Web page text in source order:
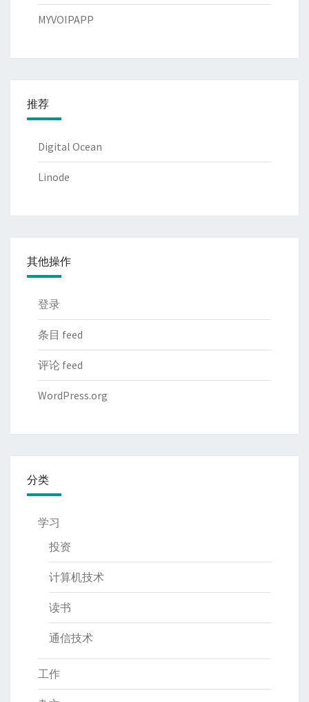
MYVOIPAPP
推荐
Digital Ocean
Linode
其他操作
登录
条目 feed
评论 feed
WordPress.org
分类
学习
投资
计算机技术
读书
通信技术
工作